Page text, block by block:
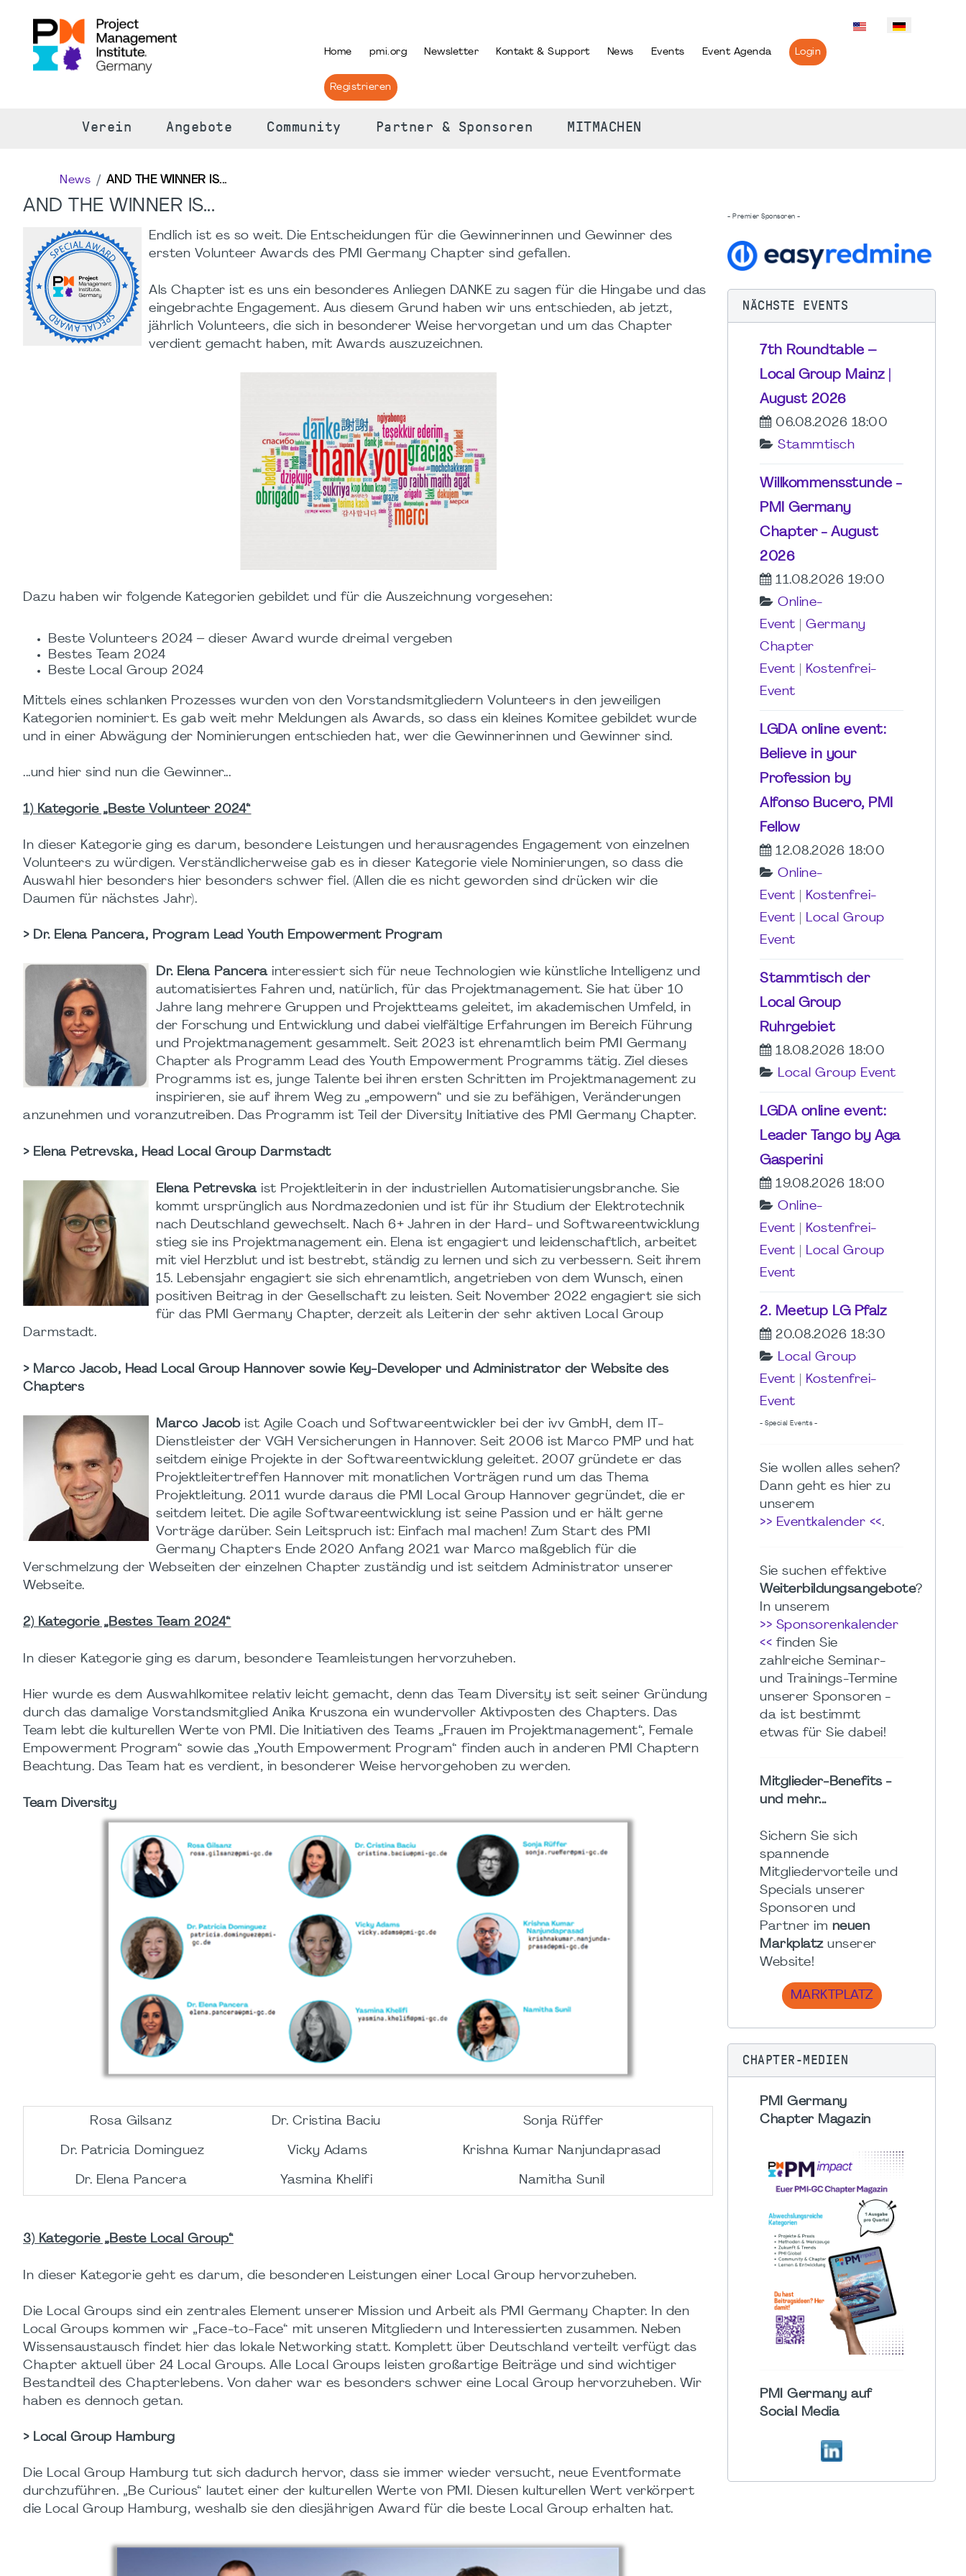
Home pmi.org Newsletter Kontakt & Support News Events Event Agenda Login
Registrieren
Verein Angebote Community Partner & Sponsoren MITMACHEN
News AND THE WINNER IS...
AND THE WINNER IS...
Endlich ist es so weit. Die Entscheidungen für die Gewinnerinnen und Gewinner des
ersten Volunteer Awards des PMI Germany Chapter sind gefallen.
Als Chapter ist es uns ein besonderes Anliegen DANKE zu sagen für die Hingabe und das
eingebrachte Engagement. Aus diesem Grund haben wir uns entschieden, ab jetzt,
jährlich Volunteers, die sich in besonderer Weise hervorgetan und um das Chapter
verdient gemacht haben, mit Awards auszuzeichnen.
Dazu haben wir folgende Kategorien gebildet und für die Auszeichnung vorgesehen:
Beste Volunteers 2024 – dieser Award wurde dreimal vergeben
Bestes Team 2024
Beste Local Group 2024
Mittels eines schlanken Prozesses wurden von den Vorstandsmitgliedern Volunteers in den jeweiligen
Kategorien nominiert. Es gab weit mehr Meldungen als Awards, so dass ein kleines Komitee gebildet wurde
und in einer Abwägung der Nominierungen entschieden hat, wer die Gewinnerinnen und Gewinner sind.
...und hier sind nun die Gewinner...
1) Kategorie „Beste Volunteer 2024“
In dieser Kategorie ging es darum, besondere Leistungen und herausragendes Engagement von einzelnen
Volunteers zu würdigen. Verständlicherweise gab es in dieser Kategorie viele Nominierungen, so dass die
Auswahl hier besonders hier besonders schwer fiel. (Allen die es nicht geworden sind drücken wir die
Daumen für nächstes Jahr).
> Dr. Elena Pancera, Program Lead Youth Empowerment Program
Dr. Elena Pancerainteressiert sich für neue Technologien wie künstliche Intelligenz und
automatisiertes Fahren und, natürlich, für das Projektmanagement. Sie hat über 10
Jahre lang mehrere Gruppen und Projektteams geleitet, im akademischen Umfeld, in
der Forschung und Entwicklung und dabei vielfältige Erfahrungen im Bereich Führung
und Projektmanagement gesammelt. Seit 2023 ist ehrenamtlich beim PMI Germany
Chapter als Programm Lead des Youth Empowerment Programms tätig. Ziel dieses
Programms ist es, junge Talente bei ihren ersten Schritten im Projektmanagement zu
inspirieren, sie auf ihrem Weg zu „empowern“ und sie zu befähigen, Veränderungen
anzunehmen und voranzutreiben. Das Programm ist Teil der Diversity Initiative des PMI Germany Chapter.
> Elena Petrevska, Head Local Group Darmstadt
Elena Petrevskaist Projektleiterin in der industriellen Automatisierungsbranche. Sie
kommt ursprünglich aus Nordmazedonien und ist für ihr Studium der Elektrotechnik
nach Deutschland gewechselt. Nach 6+ Jahren in der Hard- und Softwareentwicklung
stieg sie ins Projektmanagement ein. Elena ist engagiert und leidenschaftlich, arbeitet
mit viel Herzblut und ist bestrebt, ständig zu lernen und sich zu verbessern. Seit ihrem
15. Lebensjahr engagiert sie sich ehrenamtlich, angetrieben von dem Wunsch, einen
positiven Beitrag in der Gesellschaft zu leisten. Seit November 2022 engagiert sie sich
für das PMI Germany Chapter, derzeit als Leiterin der sehr aktiven Local Group
Darmstadt.
> Marco Jacob, Head Local Group Hannover sowie Key-Developer und Administrator der Website des
Chapters
Marco Jacob ist Agile Coach und Softwareentwickler bei der ivv GmbH, dem IT-
Dienstleister der VGH Versicherungen in Hannover. Seit 2006 ist Marco PMP und hat
seitdem einige Projekte in der Softwareentwicklung geleitet. 2007 gründete er das
Projektleitertreffen Hannover mit monatlichen Vorträgen rund um das Thema
Projektleitung. 2011 wurde daraus die PMI Local Group Hannover gegründet, die er
seitdem leitet. Die agile Softwareentwicklung ist seine Passion und er hält gerne
Vorträge darüber. Sein Leitspruch ist: Einfach mal machen! Zum Start des PMI
Germany Chapters Ende 2020 Anfang 2021 war Marco maßgeblich für die
Verschmelzung der Webseiten der einzelnen Chapter zuständig und ist seitdem Administrator unserer
Webseite.
2) Kategorie „Bestes Team 2024“
In dieser Kategorie ging es darum, besondere Teamleistungen hervorzuheben.
Hier wurde es dem Auswahlkomitee relativ leicht gemacht, denn das Team Diversity ist seit seiner Gründung
durch das damalige Vorstandsmitglied Anika Kruszona ein wundervoller Aktivposten des Chapters. Das
Team lebt die kulturellen Werte von PMI. Die Initiativen des Teams „Frauen im Projektmanagement“, Female
Empowerment Program“ sowie das „Youth Empowerment Program“ finden auch in anderen PMI Chaptern
Beachtung. Das Team hat es verdient, in besonderer Weise hervorgehoben zu werden.
Team Diversity
Rosa Gilsanz Dr. Cristina Baciu Sonja Rüffer
Dr. Patricia Dominguez Vicky Adams Krishna Kumar Nanjundaprasad
Dr. Elena Pancera Yasmina Khelifi Namitha Sunil
3) Kategorie „Beste Local Group“
In dieser Kategorie geht es darum, die besonderen Leistungen einer Local Group hervorzuheben.
Die Local Groups sind ein zentrales Element unserer Mission und Arbeit als PMI Germany Chapter. In den
Local Groups kommen wir „Face-to-Face“ mit unseren Mitgliedern und Interessierten zusammen. Neben
Wissensaustausch findet hier das lokale Networking statt. Komplett über Deutschland verteilt verfügt das
Chapter aktuell über 24 Local Groups. Alle Local Groups leisten großartige Beiträge und sind wichtiger
Bestandteil des Chapterlebens. Von daher war es besonders schwer eine Local Group hervorzuheben. Wir
haben es dennoch getan.
> Local Group Hamburg
Die Local Group Hamburg tut sich dadurch hervor, dass sie immer wieder versucht, neue Eventformate
durchzuführen. „Be Curious“ lautet einer der kulturellen Werte von PMI. Diesen kulturellen Wert verkörpert
die Local Group Hamburg, weshalb sie den diesjährigen Award für die beste Local Group erhalten hat.
- Premier Sponsoren -
NÄCHSTE EVENTS
7th Roundtable –
Local Group Mainz |
August 2026
06.08.2026 18:00
Stammtisch
Willkommensstunde -
PMI Germany
Chapter - August
2026
11.08.2026 19:00
Online-
Event
Germany
Chapter
Event
Kostenfrei-
Event
LGDA online event:
Believe in your
Profession by
Alfonso Bucero, PMI
Fellow
12.08.2026 18:00
Online-
Event
Kostenfrei-
Event
Local Group
Event
Stammtisch der
Local Group
Ruhrgebiet
18.08.2026 18:00
Local Group Event
LGDA online event:
Leader Tango by Aga
Gasperini
19.08.2026 18:00
Online-
Event
Kostenfrei-
Event
Local Group
Event
2. Meetup LG Pfalz
20.08.2026 18:30
Local Group
Event
Kostenfrei-
Event
- Special Events -
Sie wollen alles sehen?
Dann geht es hier zu
unserem
>> Eventkalender <<.
Sie suchen effektive
Weiterbildungsangebote?
In unserem
>> Sponsorenkalender
<< finden Sie
zahlreiche Seminar-
und Trainings-Termine
unserer Sponsoren -
da ist bestimmt
etwas für Sie dabei!
Mitglieder-Benefits -
und mehr...
Sichern Sie sich
spannende
Mitgliedervorteile und
Specials unserer
Sponsoren und
Partner im neuen
Markplatzunserer
Website!
MARKTPLATZ
CHAPTER-MEDIEN
PMI Germany
Chapter Magazin
PMI Germany auf
Social Media